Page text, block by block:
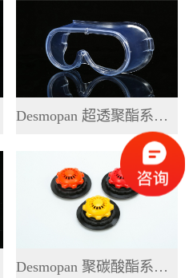
Desmopan 超透聚酯系列 TPU
Desmopan 聚碳酸酯系列 TPU